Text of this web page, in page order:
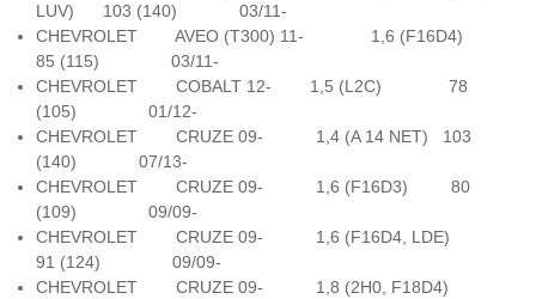
LUV) 103 (140) 03/11-
CHEVROLET AVEO (T300) 11- 1,6 (F16D4)
85 (115) 03/11-
CHEVROLET COBALT 12- 1,5 (L2C) 78
(105) 01/12-
CHEVROLET CRUZE 09- 1,4 (A 14 NET) 103
(140) 07/13-
CHEVROLET CRUZE 09- 1,6 (F16D3) 80
(109) 09/09-
CHEVROLET CRUZE 09- 1,6 (F16D4, LDE)
91 (124) 09/09-
CHEVROLET CRUZE 09- 1,8 (2H0, F18D4)